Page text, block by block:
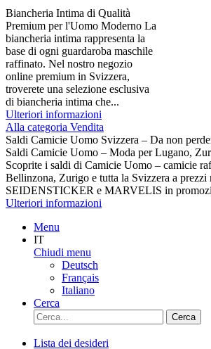
Biancheria Intima di Qualità
Premium per l'Uomo Moderno La
biancheria intima rappresenta la
base di ogni guardaroba maschile
raffinato. Nel nostro negozio
online premium in Svizzera,
troverete una selezione esclusiva
di biancheria intima che...
Ulteriori informazioni
Alla categoria Vendita
Saldi Camicie Uomo Svizzera – Da non
Saldi Camicie Uomo – Moda per Lugano,
Scoprite i saldi di Camicie Uomo – camicie
Bellinzona, Zurigo e tutta la Svizzera a
SEIDENSTICKER e MARVELIS in
Ulteriori informazioni
Menu
IT
Chiudi menu
Deutsch
Français
Italiano
Cerca
Cerca
Lista dei desideri